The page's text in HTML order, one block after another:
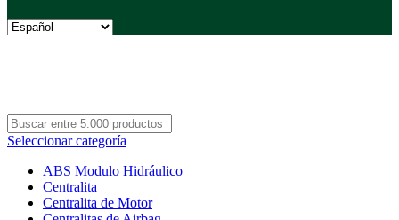
Seleccionar categoría
ABS Modulo Hidráulico
Centralita
Centralita de Motor